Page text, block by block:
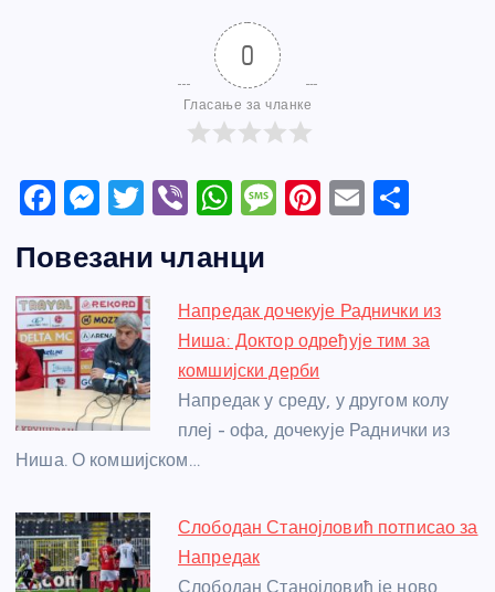
0
Гласање за чланке
F
c
e
b
o
o
k
M
ss
e
n
g
er
T
itt
er
Vi
er
W
at
s
A
p
p
M
a
g
e
Pi
e
st
E
e
Повезани чланци
Напредак дочекује Раднички из
Ниша: Доктор одређује тим за
комшијски дерби
Напредак у среду, у другом колу
плеј - офа, дочекује Раднички из
Ниша. О комшијском…
Слободан Станојловић потписао за
Напредак
Слободан Станојловић је ново